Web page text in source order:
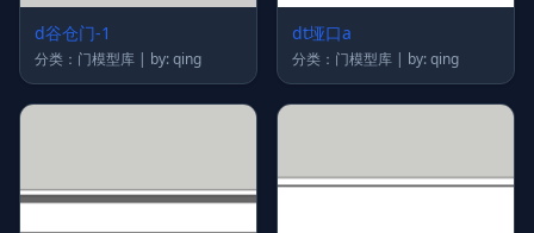
d谷仓门-1
分类：门模型库 | by: qing
dt垭口a
分类：门模型库 | by: qing